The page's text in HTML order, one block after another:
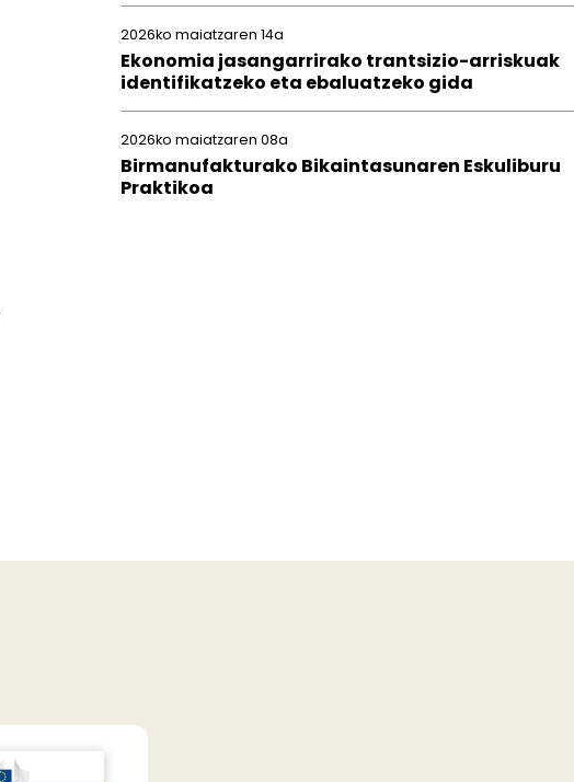
2026ko maiatzaren 14a
Ekonomia jasangarrirako trantsizio-arriskuak
identifikatzeko eta ebaluatzeko gida
2026ko maiatzaren 08a
Birmanufakturako Bikaintasunaren Eskuliburu
Praktikoa